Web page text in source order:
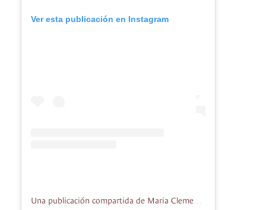
Ver esta publicación en Instagram